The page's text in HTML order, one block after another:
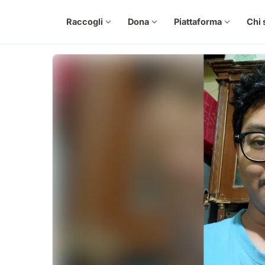
Raccogli expand_more Dona expand_more Piattaforma expand_more Chi